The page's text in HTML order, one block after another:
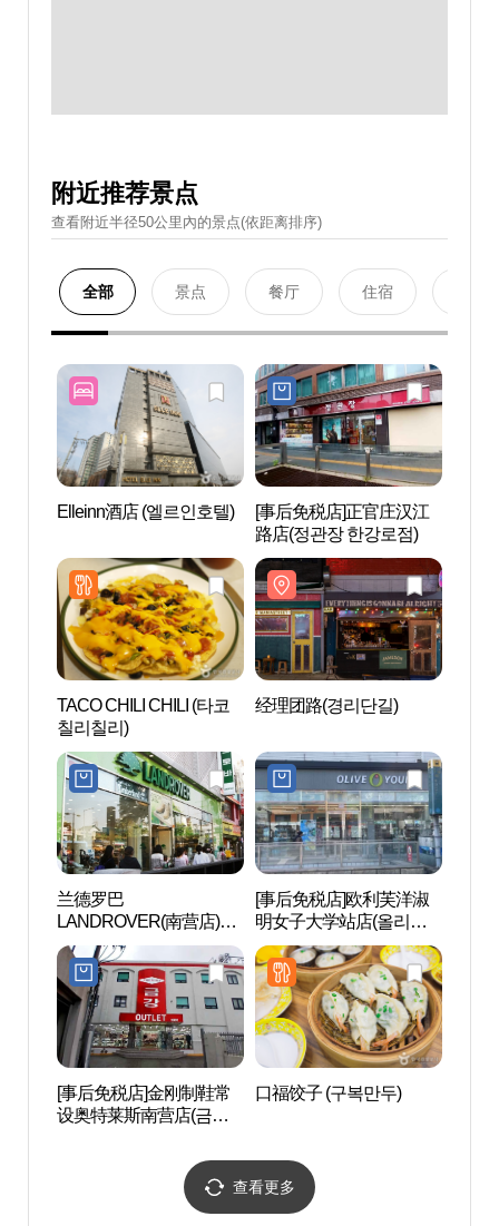
附近推荐景点
查看附近半径50公里內的景点(依距离排序)
全部 景点 餐厅 住宿
Elleinn酒店 (엘르인호텔)
[事后免税店]正官庄汉江
路店(정관장 한강로점)
TACO CHILI CHILI (타코
칠리칠리)
经理团路(경리단길)
兰德罗巴
LANDROVER(南营店)
(랜드로바 남영지점)
[事后免税店]欧利芙洋淑
明女子大学站店(올리브
영 숙대입구역점)
[事后免税店]金刚制鞋常
设奥特莱斯南营店(금강
口福饺子 (구복만두)
查看更多